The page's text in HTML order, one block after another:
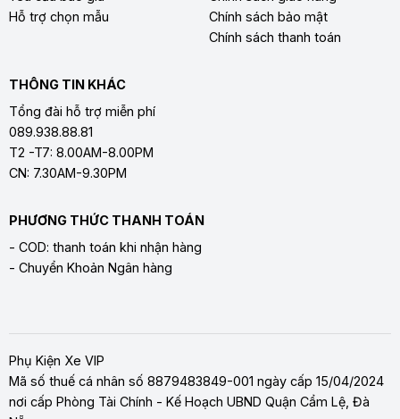
Hỗ trợ chọn mẫu
Chính sách bảo mật
Chính sách thanh toán
THÔNG TIN KHÁC
Tổng đài hỗ trợ miễn phí
089.938.88.81
T2 -T7: 8.00AM-8.00PM
CN: 7.30AM-9.30PM
PHƯƠNG THỨC THANH TOÁN
- COD: thanh toán khi nhận hàng
- Chuyển Khoản Ngân hàng
Phụ Kiện Xe VIP
Mã số thuế cá nhân số 8879483849-001 ngày cấp 15/04/2024
nơi cấp Phòng Tài Chính - Kế Hoạch UBND Quận Cẩm Lệ, Đà